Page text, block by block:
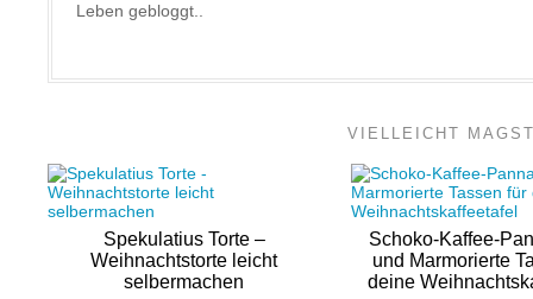
Leben gebloggt..
VIELLEICHT
Spekulatius Torte –
Weihnachtstorte leicht
selbermachen
Schoko-Kaffee-
und Marmorierte
deine